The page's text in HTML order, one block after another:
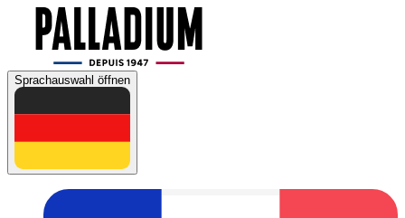
Sprachauswahl öffnen